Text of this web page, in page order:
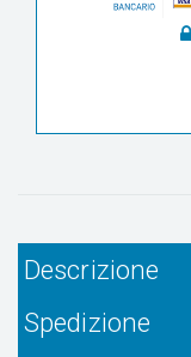
Descrizione
Spedizione